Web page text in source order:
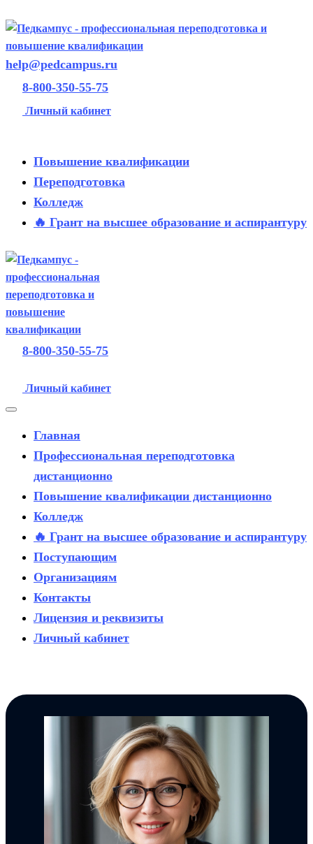
help@pedcampus.ru
8-800-350-55-75
Личный кабинет
Повышение квалификации
Переподготовка
Колледж
🔥 Грант на высшее образование и аспирантуру
8-800-350-55-75
Личный кабинет
Главная
Профессиональная переподготовка
дистанционно
Повышение квалификации дистанционно
Колледж
🔥 Грант на высшее образование и аспирантуру
Поступающим
Организациям
Контакты
Лицензия и реквизиты
Личный кабинет